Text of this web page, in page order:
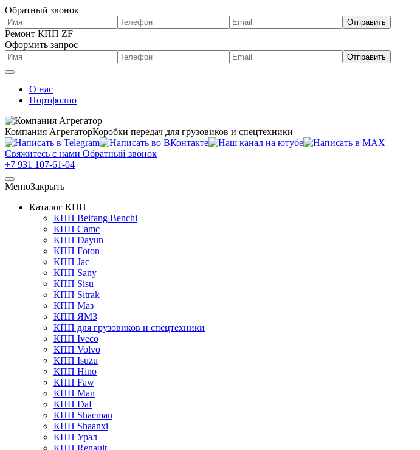
Обратный звонок
Ремонт КПП ZF
Оформить запрос
О нас
Портфолио
Компания АгрегаторКоробки передач для грузовиков и спецтехники
Свяжитесь с нами Обратный звонок
+7 931 107-61-04
МенюЗакрыть
Каталог КПП
КПП Beifang Benchi
КПП Camc
КПП Dayun
КПП Foton
КПП Jac
КПП Sany
КПП Sisu
КПП Sitrak
КПП Маз
КПП ЯМЗ
КПП для грузовиков и спецтехники
КПП Iveco
КПП Volvo
КПП Isuzu
КПП Hino
КПП Faw
КПП Man
КПП Daf
КПП Shacman
КПП Shaanxi
КПП Урал
КПП Renault